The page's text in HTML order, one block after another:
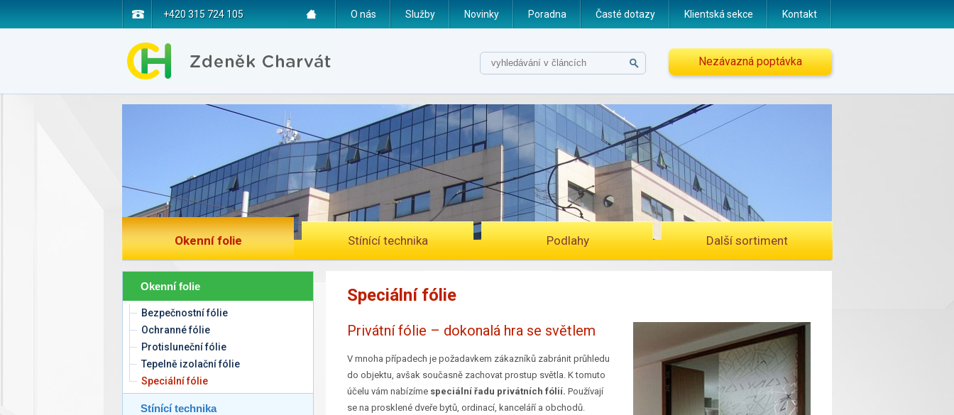
O nás Služby Novinky Poradna Časté dotazy Klientská sekce Kontakt
+420 315 724 105
Nezávazná poptávka
Okenní folie Stínící technika Podlahy Další sortiment
Okenní folie
Bezpečnostní fólie
Ochranné fólie
Protisluneční fólie
Tepelně izolační fólie
Speciální fólie
Stínící technika
Speciální fólie
Privátní fólie – dokonalá hra se světlem
V mnoha případech je požadavkem zákazníků zabránit průhledu
do objektu, avšak současně zachovat prostup světla. K tomuto
účelu vám nabízíme speciální řadu privátních fólií. Používají
se na prosklené dveře bytů, ordinací, kanceláří a obchodů.